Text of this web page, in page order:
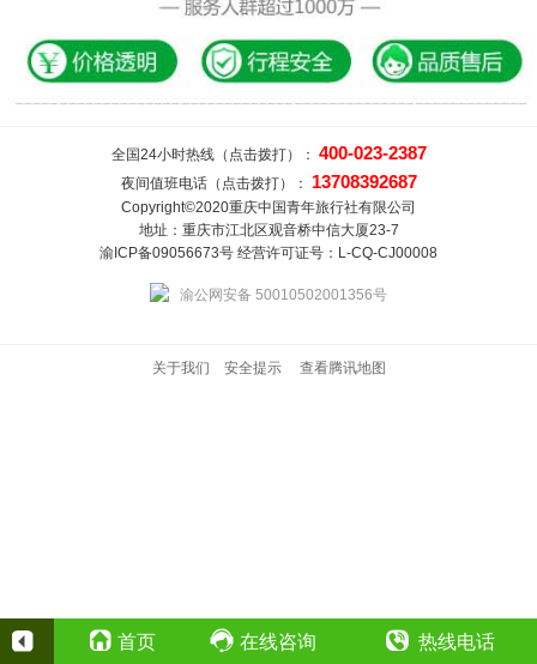
全国24小时热线（点击拨打）： 400-023-2387
夜间值班电话（点击拨打）： 13708392687
Copyright©2020重庆中国青年旅行社有限公司
地址：重庆市江北区观音桥中信大厦23-7
渝ICP备09056673号 经营许可证号：L-CQ-CJ00008
渝公网安备 50010502001356号
关于我们 安全提示 查看腾讯地图
首页 在线咨询 热线电话